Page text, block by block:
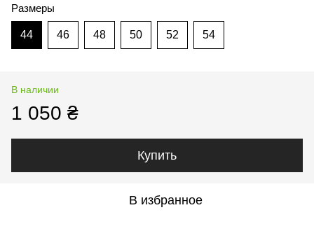
Размеры
44 46 48 50 52 54
В наличии
1 050 ₴
Купить
В избранное